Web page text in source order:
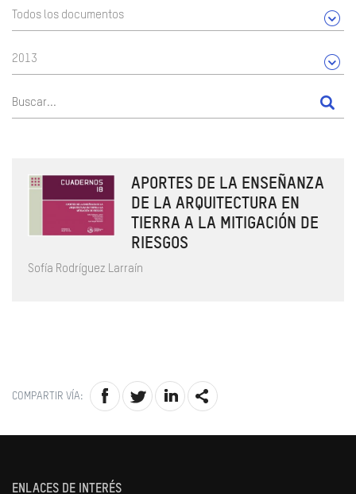
Todos los documentos
2013
APORTES DE LA ENSEÑANZA
DE LA ARQUITECTURA EN
TIERRA A LA MITIGACIÓN DE
RIESGOS
Sofía Rodríguez Larraín
COMPARTIR VÍA:
ENLACES DE INTERÉS